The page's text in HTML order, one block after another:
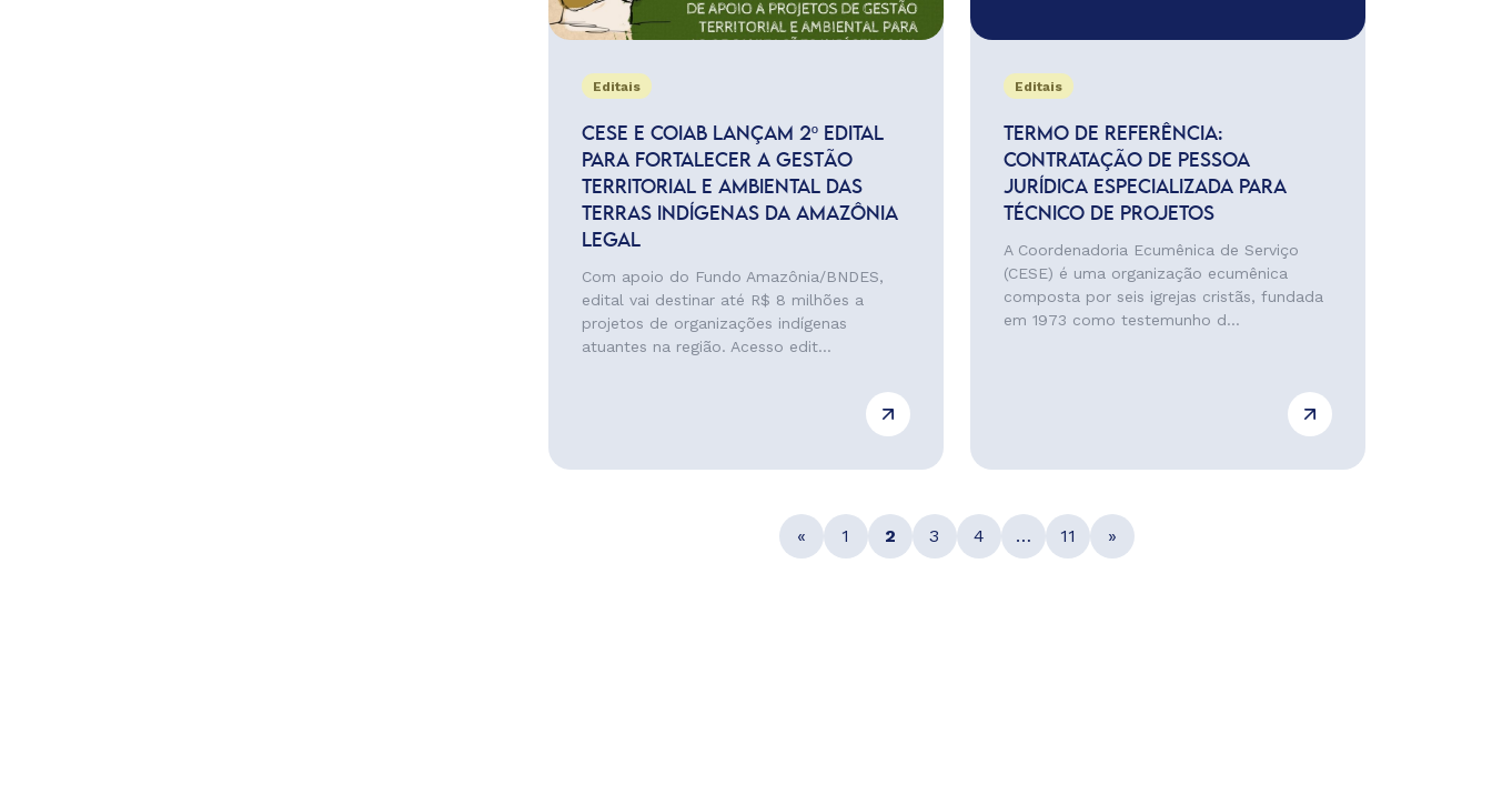
Editais
CESE E COIAB LANÇAM 2º EDITAL
PARA FORTALECER A GESTÃO
TERRITORIAL E AMBIENTAL DAS
TERRAS INDÍGENAS DA AMAZÔNIA
LEGAL
Com apoio do Fundo Amazônia/BNDES,
edital vai destinar até R$ 8 milhões a
projetos de organizações indígenas
atuantes na região. Acesso edit...
Editais
TERMO DE REFERÊNCIA:
CONTRATAÇÃO DE PESSOA
JURÍDICA ESPECIALIZADA PARA
TÉCNICO DE PROJETOS
A Coordenadoria Ecumênica de Serviço
(CESE) é uma organização ecumênica
composta por seis igrejas cristãs, fundada
em 1973 como testemunho d...
« 1 2 3 4 … 11 »